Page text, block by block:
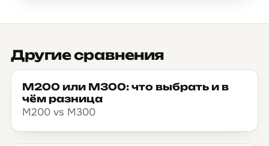
Другие сравнения
М200 или М300: что выбрать и в
чём разница
М200 vs М300